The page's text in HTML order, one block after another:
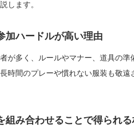
します。
加ハードルが高い理由
が多く、ルールやマナー、道具の
時間のプレーや慣れない服装も敬
組み合わせることで得られ